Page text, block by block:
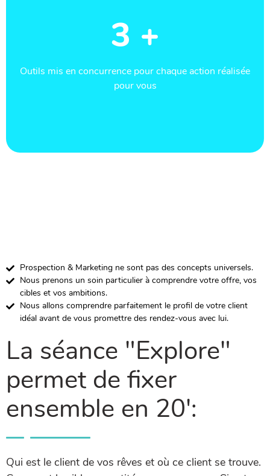
3 +
Outils mis en concurrence pour chaque action réalisée
pour vous
Prospection & Marketing ne sont pas des concepts universels.
Nous prenons un soin particulier à comprendre votre offre, vos
cibles et vos ambitions.
Nous allons comprendre parfaitement le profil de votre client
idéal avant de vous promettre des rendez-vous avec lui.
La séance "Explore"
permet de fixer
ensemble en 20':
Qui est le client de vos rêves et où ce client se trouve.